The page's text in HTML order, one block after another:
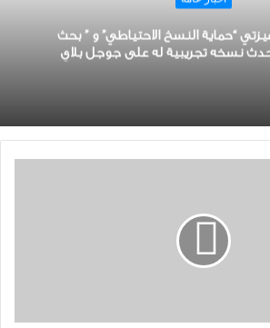
“ﺣﻤﺎﻳﺔ ﺍﻟﻨﺴﺦ ﺍﻻﺣﺘﻴﺎﻃﻲ” ﻭ ” ﺑﺤﺚ
نسخه تجريبية له على جوجل بلاي